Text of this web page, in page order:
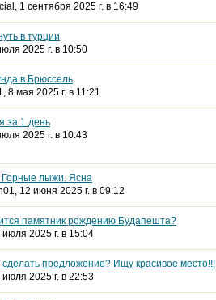
, 1 сентября 2025 г. в 16:49
в турции
2025 г. в 10:50
в Брюссель
, 8 мая 2025 г. в 11:21
за 1 день
2025 г. в 10:43
Горные лыжи. Ясна
, 12 июня 2025 г. в 09:12
памятник рождению Будапешта?
июля 2025 г. в 15:04
сделать предложение? Ищу красивое место!!!
июля 2025 г. в 22:53